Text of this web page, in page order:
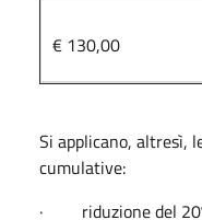
€ 130,00
Si applicano, altresì,
cumulative:
· riduzione del